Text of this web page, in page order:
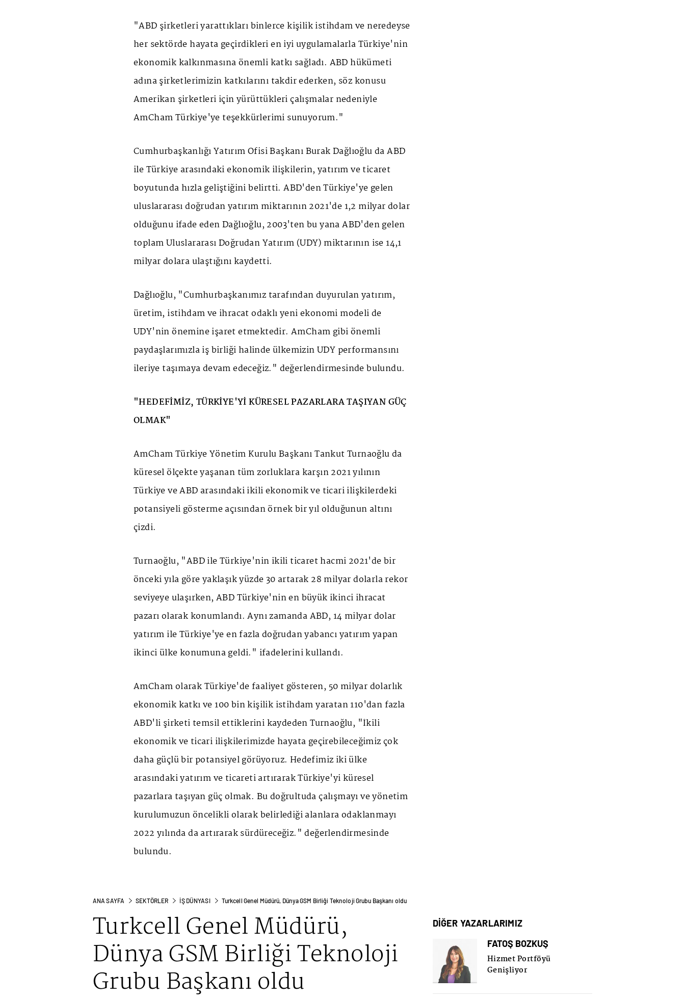
"ABD şirketleri yarattıkları binlerce kişilik istihdam ve neredeyse
her sektörde hayata geçirdikleri en iyi uygulamalarla Türkiye'nin
ekonomik kalkınmasına önemli katkı sağladı. ABD hükümeti
adına şirketlerimizin katkılarını takdir ederken, söz konusu
Amerikan şirketleri için yürüttükleri çalışmalar nedeniyle
AmCham Türkiye'ye teşekkürlerimi sunuyorum."
Cumhurbaşkanlığı Yatırım Ofisi Başkanı Burak Dağlıoğlu da ABD
ile Türkiye arasındaki ekonomik ilişkilerin, yatırım ve ticaret
boyutunda hızla geliştiğini belirtti. ABD'den Türkiye'ye gelen
uluslararası doğrudan yatırım miktarının 2021'de 1,2 milyar dolar
olduğunu ifade eden Dağlıoğlu, 2003'ten bu yana ABD'den gelen
toplam Uluslararası Doğrudan Yatırım (UDY) miktarının ise 14,1
milyar dolara ulaştığını kaydetti.
Dağlıoğlu, "Cumhurbaşkanımız tarafından duyurulan yatırım,
üretim, istihdam ve ihracat odaklı yeni ekonomi modeli de
UDY'nin önemine işaret etmektedir. AmCham gibi önemli
paydaşlarımızla iş birliği halinde ülkemizin UDY performansını
ileriye taşımaya devam edeceğiz." değerlendirmesinde bulundu.
"HEDEFİMİZ, TÜRKİYE'Yİ KÜRESEL PAZARLARA TAŞIYAN GÜÇ
OLMAK"
AmCham Türkiye Yönetim Kurulu Başkanı Tankut Turnaoğlu da
küresel ölçekte yaşanan tüm zorluklara karşın 2021 yılının
Türkiye ve ABD arasındaki ikili ekonomik ve ticari ilişkilerdeki
potansiyeli gösterme açısından örnek bir yıl olduğunun altını
çizdi.
Turnaoğlu, "ABD ile Türkiye'nin ikili ticaret hacmi 2021'de bir
önceki yıla göre yaklaşık yüzde 30 artarak 28 milyar dolarla rekor
seviyeye ulaşırken, ABD Türkiye'nin en büyük ikinci ihracat
pazarı olarak konumlandı. Aynı zamanda ABD, 14 milyar dolar
yatırım ile Türkiye'ye en fazla doğrudan yabancı yatırım yapan
ikinci ülke konumuna geldi." ifadelerini kullandı.
AmCham olarak Türkiye'de faaliyet gösteren, 50 milyar dolarlık
ekonomik katkı ve 100 bin kişilik istihdam yaratan 110'dan fazla
ABD'li şirketi temsil ettiklerini kaydeden Turnaoğlu, "İkili
ekonomik ve ticari ilişkilerimizde hayata geçirebileceğimiz çok
daha güçlü bir potansiyel görüyoruz. Hedefimiz iki ülke
arasındaki yatırım ve ticareti artırarak Türkiye'yi küresel
pazarlara taşıyan güç olmak. Bu doğrultuda çalışmayı ve yönetim
kurulumuzun öncelikli olarak belirlediği alanlara odaklanmayı
2022 yılında da artırarak sürdüreceğiz." değerlendirmesinde
bulundu.
ANA SAYFA SEKTÖRLER İŞ DÜNYASI Turkcell Genel Müdürü, Dünya GSM Birliği Teknoloji Grubu Başkanı oldu
Turkcell Genel Müdürü,
Dünya GSM Birliği Teknoloji
Grubu Başkanı oldu
DİĞER YAZARLARIMIZ
FATOŞ BOZKUŞ
Hizmet Portföyü
Genişliyor